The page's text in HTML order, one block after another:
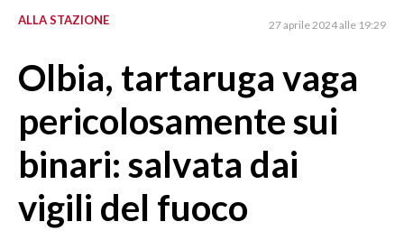
MEDIO CAMPIDANO
ORISTANO E PROVINCIA
SASSARI E PROVINCIA
GALLURA
NUORO E PROVINCIA
OGLIASTRA
ALLA STAZIONE 27 aprile 2024 alle 19:29
Olbia, tartaruga vaga
pericolosamente sui
binari: salvata dai
vigili del fuoco